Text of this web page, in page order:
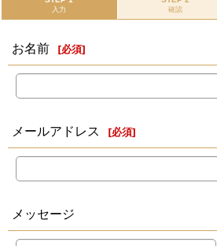
入力
確認
お名前 [必須]
メールアドレス [必須]
メッセージ